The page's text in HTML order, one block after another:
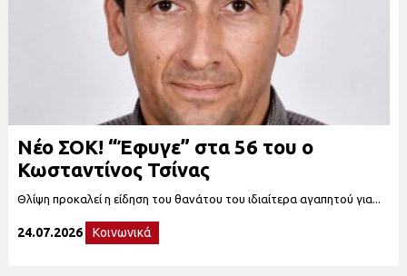
Νέο ΣΟΚ! “Έφυγε” στα 56 του ο
Κωσταντίνος Τσίνας
Θλίψη προκαλεί η είδηση του θανάτου του ιδιαίτερα αγαπητού για...
24.07.2026 Κοινωνικά